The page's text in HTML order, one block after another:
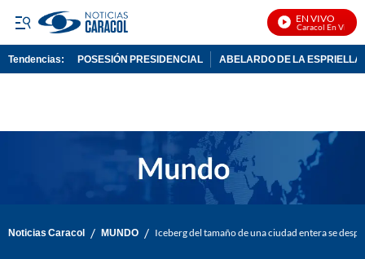
EN VIVO
Noticias Caracol En Vivo
Tendencias: POSESIÓN PRESIDENCIAL ABELARDO DE LA ESPRIELLA
Noticias Caracol / MUNDO / Iceberg del tamaño de una ciudad entera se